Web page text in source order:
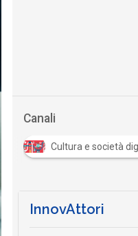
Canali
Cultura e società
InnovAttori